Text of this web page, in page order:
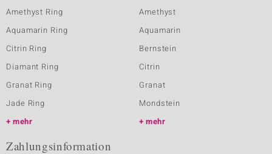
Amethyst Ring
Aquamarin Ring
Citrin Ring
Diamant Ring
Granat Ring
Jade Ring
mehr
Amethyst
Aquamarin
Bernstein
Citrin
Granat
Mondstein
mehr
Zahlungsinformation